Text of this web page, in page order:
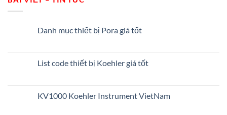
Danh mục thiết bị Pora giá tốt
List code thiết bị Koehler giá tốt
KV1000 Koehler Instrument VietNam